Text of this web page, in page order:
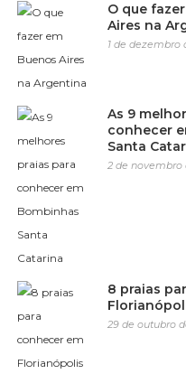
O que
Aires na
1 de dezembro
As 9
conhecer
Santa
2 de novembro
8 praias
29 de outubro